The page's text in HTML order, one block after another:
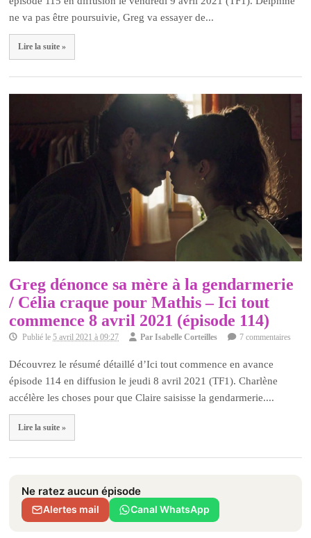
ne va pas être poursuivie, Greg va essayer de...
Lire la suite »
Greg dénonce sa mère à la gendarmerie
/ Célia craque pour Mathis – Ici tout
commence 8 avril 2021 (épisode 114)
Publié le5 avril 2021 à 09:27 ParIsabelle Corteilles 7 commentaires
Découvrez le résumé détaillé d’Ici tout commence en avance
épisode 114 en diffusion le jeudi 8 avril 2021 (TF1). Charlène
accélère les choses pour que Claire saisisse la gendarmerie....
Lire la suite »
Ne ratez aucun épisode
Alertes mail Canal WhatsApp